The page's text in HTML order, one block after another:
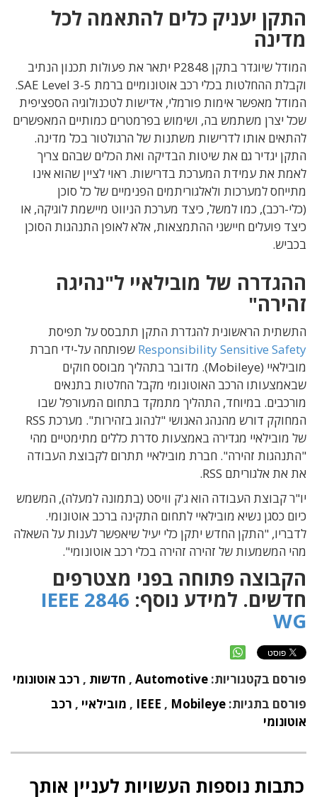
התקן יעניק כלים להתאמה לכל
מדינה
המודל שיוגדר בתקן P2848 יתאר את פעולות תכנון הנתיב
וקבלת ההחלטות בכלי רכב אוטונומיים ברמת SAE Level 3-5.
המודל מאפשר אימות פורמלי, אדישות לטכנולוגיה הספציפית
שכל יצרן משתמש בה, ושימוש בפרמטרים כמותיים המאפשרים
להתאים אותו לדרישות משתנות של הרגולטור בכל מדינה.
התקן יגדיר גם את שיטות הבדיקה ואת הכלים שבהם צריך
לאמת את עמידת המערכת בדרישות. ראוי לציין שהוא אינו
מתייחס למערכות ולאלגוריתמים הפנימיים של כל סוכן
(כלי-רכב), כמו למשל, כיצד מערכת הניווט מיישמת לוגיקה, או
כיצד פועלים חיישני ההתמצאות, אלא לאופן התנהגות הסוכן
בכביש.
ההגדרה של מובילאיי ל"נהיגה
זהירה"
התשתית הראשונית להגדרת התקן תתבסס על תפיסת
Responsibility Sensitive Safety שפותחה על-ידי חברת
מובילאיי (Mobileye). מדובר בתהליך מבוסס חוקים
שבאמצעותו הרכב האוטונומי מקבל החלטות בתנאים
מורכבים. במיוחד, התהליך מתמקד בתחום המעורפל שבו
המחוקק דורש מהנהג האנושי "לנהוג בזהירות". מערכת RSS
של מובילאיי מגדירה באמצעות סדרת כללים מתימטיים מהי
"התנהגות זהירה". חברת מובילאיי תתרום לקבוצת העבודה
את את אלגוריתם RSS.
יו"ר קבוצת העבודה הוא ג'ק וויסט (בתמונה למעלה), המשמש
כיום כסגן נשיא מובילאיי לתחום התקינה ברכב אוטונומי.
לדבריו, "התקן החדש יתקן כלי יעיל שיאפשר לענות על השאלה
מהי המשמעות של זהירה זהירה בכלי רכב אוטונומי".
הקבוצה פתוחה בפני מצטרפים
חדשים. למידע נוסף: IEEE 2846
WG
פורסם בקטגוריות: Automotive
, חדשות , רכב אוטונומי
פורסם בתגיות:
IEEE , Mobileye
, מובילאיי , רכב
אוטונומי
כתבות נוספות העשויות לעניין אותך